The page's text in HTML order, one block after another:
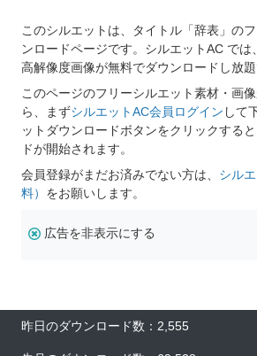
このシルエットは、タイトル「辞表」の
ンロードページです。シルエットAC では
高解像度画像が無料でダウンロードし放題
このページのフリーシルエット素材・画
ら、まずシルエットAC会員ログイン して
ットダウンロードボタンをクリックする
ドが開始されます。
会員登録がまだお済みでない方は、 シル
料） をお願いします。
広告を非表示にする
昨日のダウンロード数：2,555